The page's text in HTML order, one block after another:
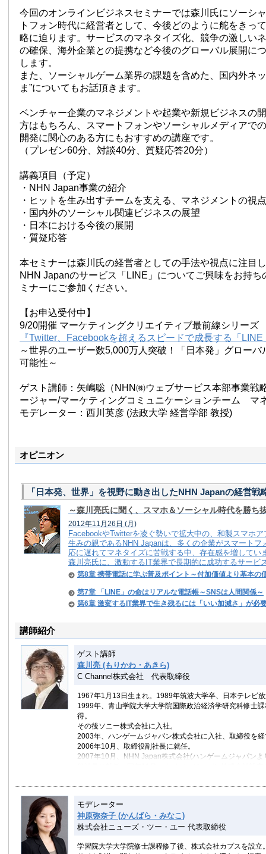
今回のオンラインビジネスセミナーでは森川氏にソーシ
トフォン時代に経営者として、今後どのように舵をきっ
略に迫ります。サービスのマネタイズ化、競争の激しい
の確保、海外企業との提携など今後のグローバル展開に
します。
また、ソーシャルゲーム業界の課題を含めた、国内外ネ
ま”についてもお話頂きます。
ベンチャー企業のマネジメントや起業や新規ビジネスの
方はもちろん、スマートフォンやソーシャルメディアで
開発に関心のある方にもおすすめの講座です。
（プレゼン60分、対談40分、質疑応答20分）
講義項目（予定）
・NHN Japan事業の紹介
・ヒットを生み出すチームを支える、マネジメントの視点
・国内外のソーシャル関連ビジネスの展望
・日本における今後の展開
・質疑応答
本セミナーは森川氏の経営者としての手法や視点に注目
NHN Japanのサービス「LINE」についてご興味をお持ち
ミナーにご参加ください。
【お申込受付中】
9/20開催 マーケティングクリエイティブ最前線シリーズ
『Twitter、Facebookを超えるスピードで成長する「
～世界のユーザー数5,000万人突破！「日本発」グローバ
可能性～
ゲスト講師：矢嶋聡（NHN㈱ウェブサービス本部事業
ージャー/マーケティングコミュニケーションチーム マ
モデレーター：西川英彦 (法政大学 経営学部 教授)
オピニオン
「日本発、世界」を視野に動き出したNHN Japanの経営戦
～森川亮氏に聞く、スマホ＆ソーシャル時代を勝ち
2012年11月26日 (月)
FacebookやTwitterを凌ぐ勢いで拡大中の、和製スマホ
生みの親であるNHN Japanは、多くの企業がスマートフ
応に遅れてマネタイズに苦戦する中、存在感を増してい
森川亮氏に、激動するIT業界で長期的に成功するサービ
第8章 携帯電話に学ぶ普及ポイント～付加価値より基本の
第7章 「LINE」の命はリアルな電話帳～SNSは人間関係～
第6章 激変するIT業界で生き残るには「いい加減さ」が必
講師紹介
ゲスト講師
森川亮 (もりかわ・あきら)
C Channel株式会社 代表取締役
1967年1月13日生まれ。1989年筑波大学卒、日本テレビ
1999年、青山学院大学大学院国際政治経済学研究科修士
得。
その後ソニー株式会社に入社。
2003年、ハンゲームジャパン株式会社に入社、取締役を経
2006年10月、取締役副社長に就任。
2007年10月、NHN Japan株式会社(ハンゲームジャパンよ
2013年4月、NHN Japan株式会社の商号変更により、
同年4月、C Channel株式会社代表取締役に就任。
モデレーター
神原弥奈子 (かんばら・みなこ)
株式会社ニューズ・ツー・ユー 代表取締役
学習院大学大学院修士課程修了後、株式会社カプスを設立